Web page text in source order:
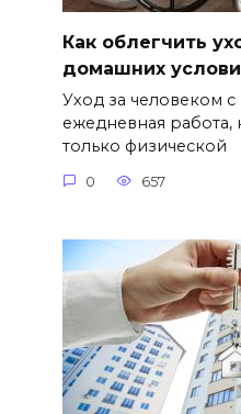
Как облегчить
домашних
Уход за человеком
ежедневная работа,
только физической
0 657